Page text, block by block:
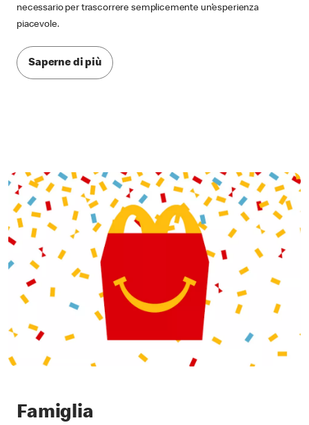
necessario per trascorrere semplicemente un’esperienza
piacevole.
Saperne di più
Famiglia